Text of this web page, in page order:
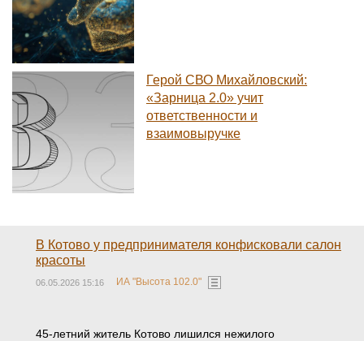
Герой СВО Михайловский:
«Зарница 2.0» учит
ответственности и
взаимовыручке
В Котово у предпринимателя конфисковали салон
красоты
06.05.2026 15:16 ИА "Высота 102.0"
45-летний житель Котово лишился нежилого